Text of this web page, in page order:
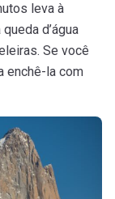
leva à
d’água
Se você
enchê-la com